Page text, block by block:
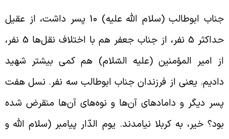
جناب ابوطالب (سلام الله علیه) 10 پسر داشت، از عقیل
حداکثر 5 نفر، از جناب جعفر هم با اختلاف نقل‌ها 5 نفر،
امیر المؤمنین (علیه السّلام) هم کمی بیشتر شهید
یعنی از فرزندان جناب ابوطالب سه نفر. نسل هفت
دیگر و داماد‌های ‌آن‌ها و نوه‌های آن‌ها منقرض شده
خیر، به کربلا نیامدند. یوم الدّار پیامبر (سلام الله و